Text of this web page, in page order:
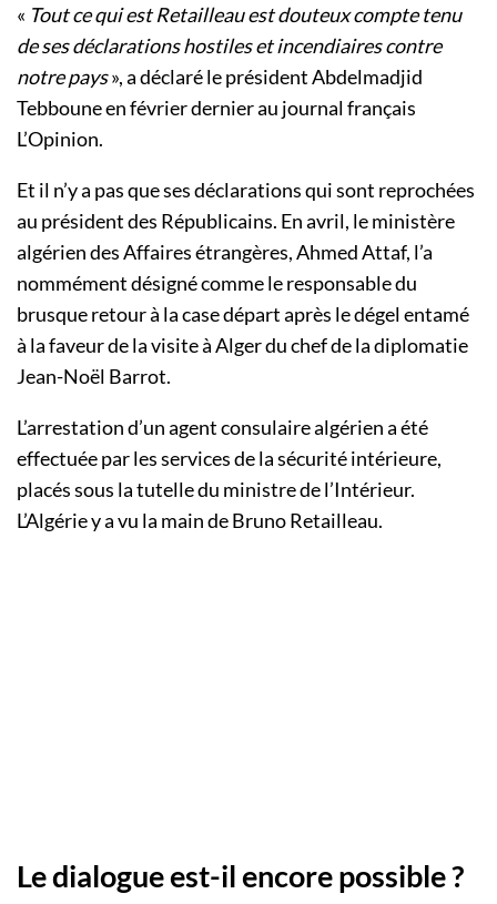
« Tout ce qui est Retailleau est douteux compte tenu
de ses déclarations hostiles et incendiaires contre
notre pays», a déclaré le président Abdelmadjid
Tebboune en février dernier au journal français
L’Opinion.
Et il n’y a pas que ses déclarations qui sont reprochées
au président des Républicains. En avril, le ministère
algérien des Affaires étrangères, Ahmed Attaf, l’a
nommément désigné comme le responsable du
brusque retour à la case départ après le dégel entamé
à la faveur de la visite à Alger du chef de la diplomatie
Jean-Noël Barrot.
L’arrestation d’un agent consulaire algérien a été
effectuée par les services de la sécurité intérieure,
placés sous la tutelle du ministre de l’Intérieur.
L’Algérie y a vu la main de Bruno Retailleau.
Le dialogue est-il encore possible ?